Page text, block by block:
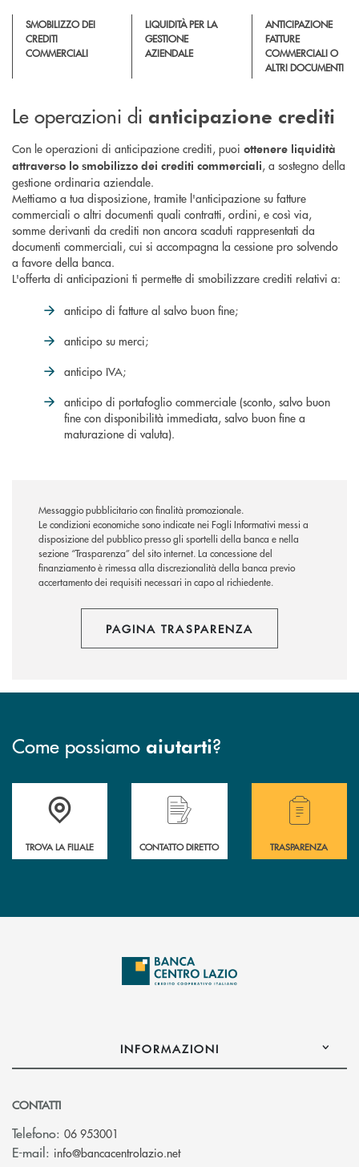
SMOBILIZZO DEI
CREDITI
COMMERCIALI
LIQUIDITÀ PER LA
GESTIONE
AZIENDALE
ANTICIPAZIONE
FATTURE
COMMERCIALI O
ALTRI DOCUMENTI
Le operazioni di anticipazione crediti
Con le operazioni di anticipazione crediti, puoi ottenere liquidità
attraverso lo smobilizzo dei crediti commerciali, a sostegno della
gestione ordinaria aziendale.
Mettiamo a tua disposizione, tramite l'anticipazione su fatture
commerciali o altri documenti quali contratti, ordini, e così via,
somme derivanti da crediti non ancora scaduti rappresentati da
documenti commerciali, cui si accompagna la cessione pro solvendo
a favore della banca.
L'offerta di anticipazioni ti permette di smobilizzare crediti relativi a:
anticipo di fatture al salvo buon fine;
anticipo su merci;
anticipo IVA;
anticipo di portafoglio commerciale (sconto, salvo buon
fine con disponibilità immediata, salvo buon fine a
maturazione di valuta).
Messaggio pubblicitario con finalità promozionale.
Le condizioni economiche sono indicate nei Fogli Informativi messi a
disposizione del pubblico presso gli sportelli della banca e nella
sezione “Trasparenza” del sito internet.La concessione del
finanziamento è rimessa alla discrezionalità della banca previo
accertamento dei requisiti necessari in capo al richiedente.
PAGINA TRASPARENZA
Come possiamo aiutarti?
Accedi all'elenco completo delle filiali .
TROVA LA FILIALE
Hai bisogno di assistenza immediata o vuoi
CONTATTO DIRETTO
Hai bisogno di
TRASPARENZA
INFORMAZIONI
CONTATTI
Telefono: 06 953001
E-mail: info@bancacentrolazio.net(si apre l’app di posta